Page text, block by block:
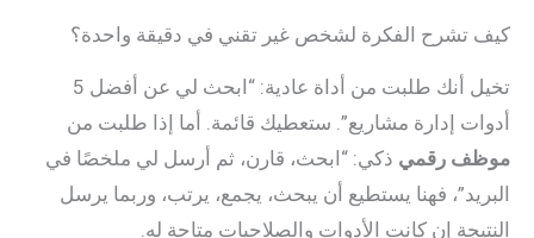
كيف تشرح الفكرة لشخص غير تقني في دقيقة واحدة؟
تخيل أنك طلبت من أداة عادية: “ابحث لي عن أفضل 5
أدوات إدارة مشاريع”. ستعطيك قائمة. أما إذا طلبت من
موظف رقمي ذكي: “ابحث، قارن، ثم أرسل لي ملخصًا في
البريد”، فهنا يستطيع أن يبحث، يجمع، يرتب، وربما يرسل
النتيجة إن كانت الأدوات والصلاحيات متاحة له.